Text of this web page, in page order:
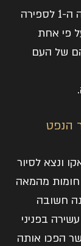
קווקזית אלבנית מהמאה ה-1 לספירה
פי אחת
של העם
הנפט
ונצא לסיור
מהמאה
חשובה
בפניני
הפכו אותה